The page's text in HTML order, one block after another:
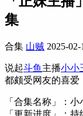
集
合集 山贼 2025-02-
说起斗鱼 主播小小
都颇受网友的喜爱
「合集名称」：小